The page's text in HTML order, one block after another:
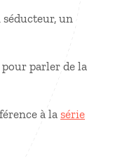
un
pour parler de la
à lasérie